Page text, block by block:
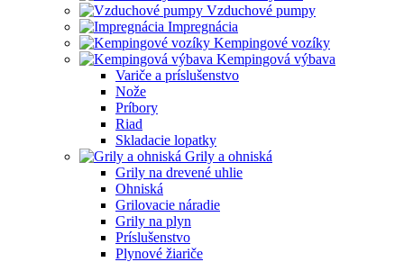
Vzduchové pumpy
Impregnácia
Kempingové vozíky
Kempingová výbava
Variče a príslušenstvo
Nože
Príbory
Riad
Skladacie lopatky
Grily a ohniská
Grily na drevené uhlie
Ohniská
Grilovacie náradie
Grily na plyn
Príslušenstvo
Plynové žiariče